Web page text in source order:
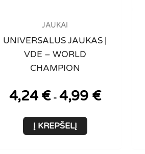
JAUKAI
UNIVERSALUS JAUKAS |
VDE – WORLD
CHAMPION
4,24€- 4,99 €
Į KREPŠELĮ